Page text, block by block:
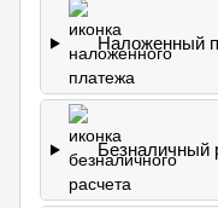
Наложенный
Безналичный